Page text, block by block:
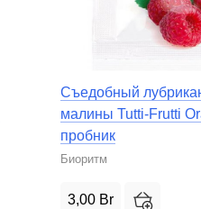
Съедобный
малины Tutti-Frutti
пробник
Биоритм
3,00 Br